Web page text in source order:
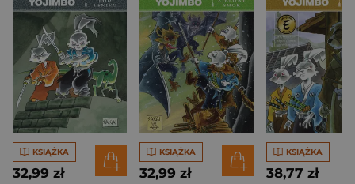
KSIĄŻKA
32,99 zł
KSIĄŻKA
32,99 zł
KSIĄŻKA
38,77 zł